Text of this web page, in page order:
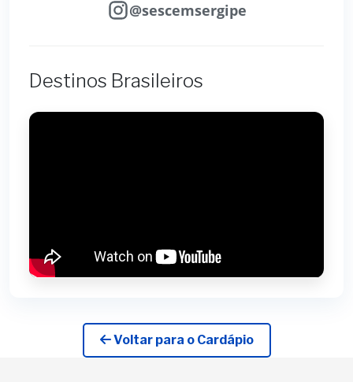
@sescemsergipe
Destinos Brasileiros
Voltar para o Cardápio